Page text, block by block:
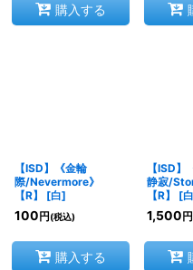
購入する
【ISD】《金輪
際/Nevermore》
【R】
[白]
100 円 (税込)
購入する
【ISD
静寂/
【R】
[白
1,500 円